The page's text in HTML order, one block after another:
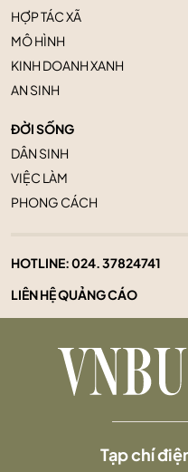
HỢP TÁC XÃ
MÔ HÌNH
KINH DOANH XANH
AN SINH
ĐỜI SỐNG
DÂN SINH
VIỆC LÀM
PHONG CÁCH
HOTLINE:024. 37824741
LIÊN HỆ QUẢNG CÁO
Tạp chí